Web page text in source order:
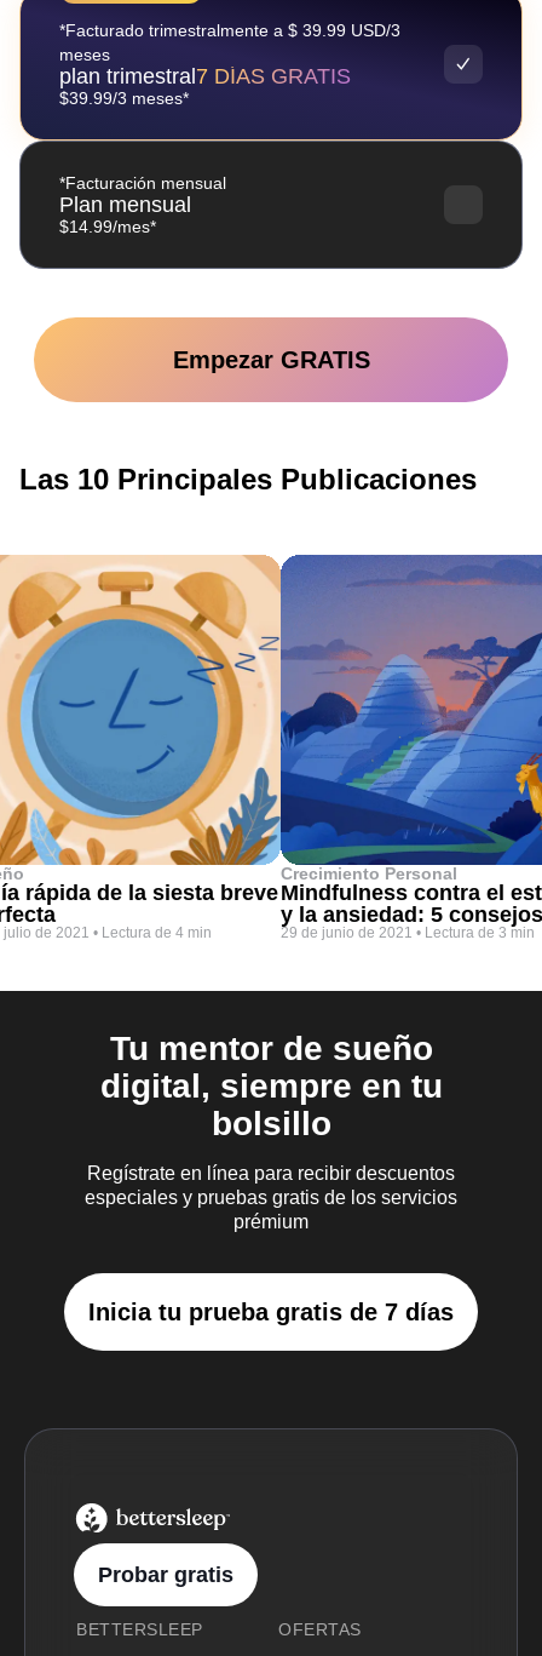
*Facturado trimestralmente a $ 39.99 USD/3
meses
plan trimestral 7 DÍAS GRATIS
$39.99/3 meses*
*Facturación mensual
Plan mensual
$14.99/mes*
Empezar GRATIS
Las 10 Principales Publicaciones
rápida de la siesta breve
julio de 2021 • Lectura de 4 min
Crecimiento Personal
Mindfulness contra el
y la ansiedad: 5 consejos
29 de junio de 2021 • Lectura de 3 min
Tu mentor de sueño
digital, siempre en tu
bolsillo
Regístrate en línea para recibir descuentos
especiales y pruebas gratis de los servicios
prémium
Inicia tu prueba gratis de 7 días
BetterSleep Logo
Probar gratis
BETTERSLEEP OFERTAS